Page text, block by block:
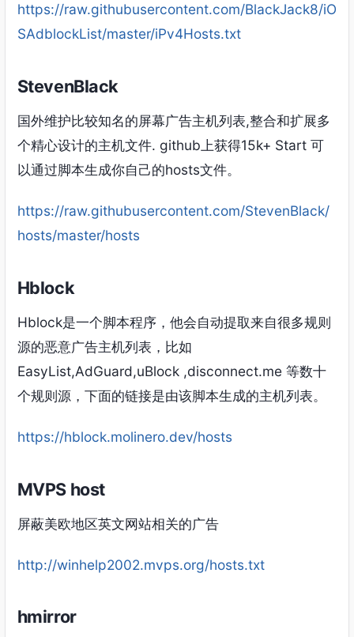
https://raw.githubusercontent.com/BlackJack8/iO
SAdblockList/master/iPv4Hosts.txt
StevenBlack
国外维护比较知名的屏幕广告主机列表,整合和扩展多
个精心设计的主机文件. github上获得15k+ Start 可
以通过脚本生成你自己的hosts文件。
https://raw.githubusercontent.com/StevenBlack/
hosts/master/hosts
Hblock
Hblock是一个脚本程序，他会自动提取来自很多规则
源的恶意广告主机列表，比如
EasyList,AdGuard,uBlock ,disconnect.me 等数十
个规则源，下面的链接是由该脚本生成的主机列表。
https://hblock.molinero.dev/hosts
MVPS host
屏蔽美欧地区英文网站相关的广告
http://winhelp2002.mvps.org/hosts.txt
hmirror